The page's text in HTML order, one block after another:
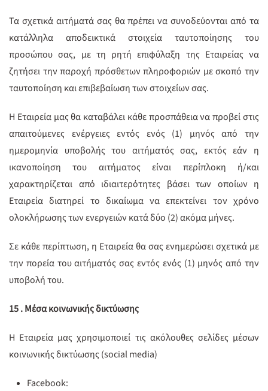
Τα σχετικά αιτήματά σας θα πρέπει να συνοδεύονται από τα
κατάλληλα αποδεικτικά στοιχεία ταυτοποίησης του
προσώπου σας, με τη ρητή επιφύλαξη της Εταιρείας να
ζητήσει την παροχή πρόσθετων πληροφοριών με σκοπό την
ταυτοποίηση και επιβεβαίωση των στοιχείων σας.
Η Εταιρεία μας θα καταβάλει κάθε προσπάθεια να προβεί στις
απαιτούμενες ενέργειες εντός ενός (1) μηνός από την
ημερομηνία υποβολής του αιτήματός σας, εκτός εάν η
ικανοποίηση του αιτήματος είναι περίπλοκη ή/και
χαρακτηρίζεται από ιδιαιτερότητες βάσει των οποίων η
Εταιρεία διατηρεί το δικαίωμα να επεκτείνει τον χρόνο
ολοκλήρωσης των ενεργειών κατά δύο (2) ακόμα μήνες.
Σε κάθε περίπτωση, η Εταιρεία θα σας ενημερώσει σχετικά με
την πορεία του αιτήματός σας εντός ενός (1) μηνός από την
υποβολή του.
15 .Μέσα κοινωνικής δικτύωσης
Η Εταιρεία μας χρησιμοποιεί τις ακόλουθες σελίδες μέσων
κοινωνικής δικτύωσης (social media)
Facebook: